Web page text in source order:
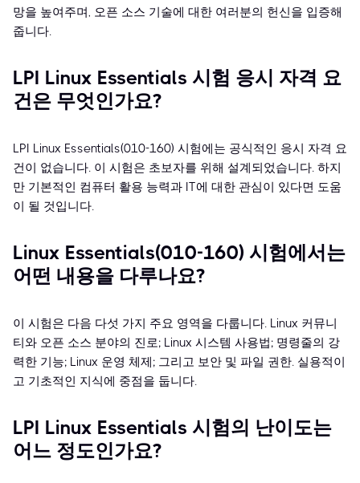
망을 높여주며, 오픈 소스 기술에 대한 여러분의 헌신을 입증해
줍니다.
LPI Linux Essentials 시험 응시 자격 요
건은 무엇인가요?
LPI Linux Essentials(010-160) 시험에는 공식적인 응시 자격 요
건이 없습니다. 이 시험은 초보자를 위해 설계되었습니다. 하지
만 기본적인 컴퓨터 활용 능력과 IT에 대한 관심이 있다면 도움
이 될 것입니다.
Linux Essentials(010-160) 시험에서는
어떤 내용을 다루나요?
이 시험은 다음 다섯 가지 주요 영역을 다룹니다. Linux 커뮤니
티와 오픈 소스 분야의 진로; Linux 시스템 사용법; 명령줄의 강
력한 기능; Linux 운영 체제; 그리고 보안 및 파일 권한. 실용적이
고 기초적인 지식에 중점을 둡니다.
LPI Linux Essentials 시험의 난이도는
어느 정도인가요?